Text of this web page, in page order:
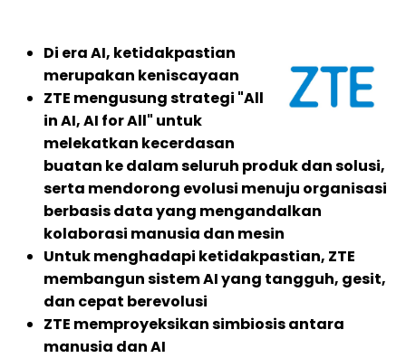
Di era AI, ketidakpastian
merupakan keniscayaan
ZTE mengusung strategi "All
in AI, AI for All" untuk
melekatkan kecerdasan
buatan ke dalam seluruh produk dan solusi,
serta mendorong evolusi menuju organisasi
berbasis data yang mengandalkan
kolaborasi manusia dan mesin
Untuk menghadapi ketidakpastian, ZTE
membangun sistem AI yang tangguh, gesit,
dan cepat berevolusi
ZTE memproyeksikan simbiosis antara
manusia dan AI